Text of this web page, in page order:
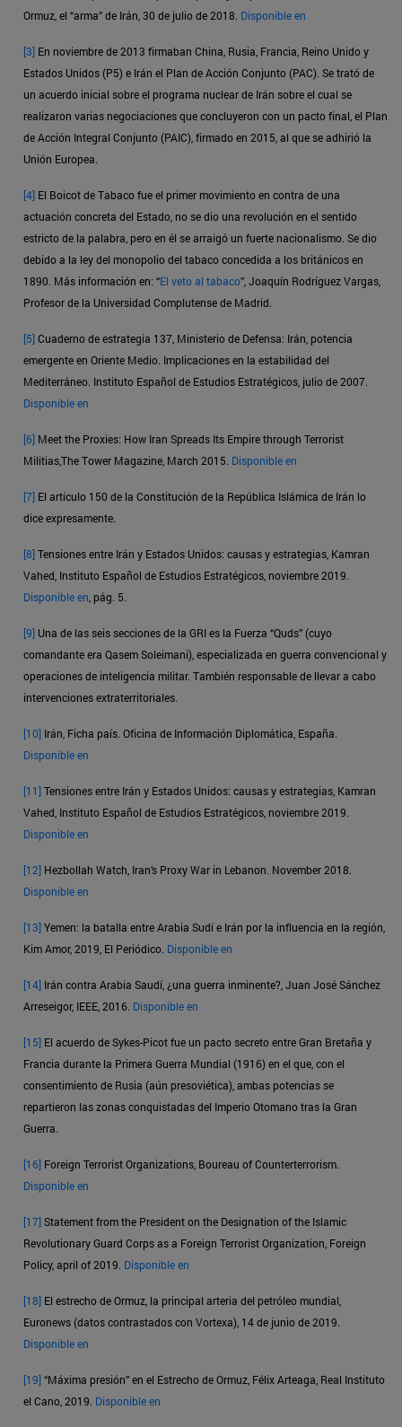
Ormuz, el “arma” de Irán, 30 de julio de 2018. Disponible en
[3] En noviembre de 2013 firmaban China, Rusia, Francia, Reino Unido y
Estados Unidos (P5) e Irán el Plan de Acción Conjunto (PAC). Se trató de
un acuerdo inicial sobre el programa nuclear de Irán sobre el cual se
realizaron varias negociaciones que concluyeron con un pacto final, el Plan
de Acción Integral Conjunto (PAIC), firmado en 2015, al que se adhirió la
Unión Europea.
[4] El Boicot de Tabaco fue el primer movimiento en contra de una
actuación concreta del Estado, no se dio una revolución en el sentido
estricto de la palabra, pero en él se arraigó un fuerte nacionalismo. Se dio
debido a la ley del monopolio del tabaco concedida a los británicos en
1890. Más información en: “El veto al tabaco”, Joaquín Rodríguez Vargas,
Profesor de la Universidad Complutense de Madrid.
[5]Cuaderno de estrategia 137, Ministerio de Defensa: Irán, potencia
emergente en Oriente Medio. Implicaciones en la estabilidad del
Mediterráneo. Instituto Español de Estudios Estratégicos, julio de 2007.
Disponible en
[6] Meet the Proxies: How Iran Spreads Its Empire through Terrorist
Militias,The Tower Magazine, March 2015. Disponible en
[7] El artículo 150 de la Constitución de la República Islámica de Irán lo
dice expresamente.
[8]Tensiones entre Irán y Estados Unidos: causas y estrategias, Kamran
Vahed, Instituto Español de Estudios Estratégicos, noviembre 2019.
Disponible en , pág. 5.
[9] Una de las seis secciones de la GRI es la Fuerza “Quds” (cuyo
comandante era Qasem Soleimani), especializada en guerra convencional y
operaciones de inteligencia militar. También responsable de llevar a cabo
intervenciones extraterritoriales.
[10] Irán, Ficha país. Oficina de Información Diplomática, España.
Disponible en
[11]Tensiones entre Irán y Estados Unidos: causas y estrategias, Kamran
Vahed, Instituto Español de Estudios Estratégicos, noviembre 2019.
Disponible en
[12] Hezbollah Watch, Iran’s Proxy War in Lebanon. November 2018.
Disponible en
[13]Yemen: la batalla entre Arabia Sudí e Irán por la influencia en la región,
Kim Amor, 2019, El Periódico. Disponible en
[14] Irán contra Arabia Saudí, ¿una guerra inminente?, Juan José Sánchez
Arreseigor, IEEE, 2016. Disponible en
[15] El acuerdo de Sykes-Picot fue un pacto secreto entre Gran Bretaña y
Francia durante la Primera Guerra Mundial (1916) en el que, con el
consentimiento de Rusia (aún presoviética), ambas potencias se
repartieron las zonas conquistadas del Imperio Otomano tras la Gran
Guerra.
[16] Foreign Terrorist Organizations, Boureau of Counterterrorism.
Disponible en
[17]Statement from the President on the Designation of the Islamic
Revolutionary Guard Corps as a Foreign Terrorist Organization, Foreign
Policy, april of 2019. Disponible en
[18] El estrecho de Ormuz, la principal arteria del petróleo mundial,
Euronews (datos contrastados con Vortexa), 14 de junio de 2019.
Disponible en
[19]“Máxima presión” en el Estrecho de Ormuz, Félix Arteaga, Real Instituto
el Cano, 2019. Disponible en